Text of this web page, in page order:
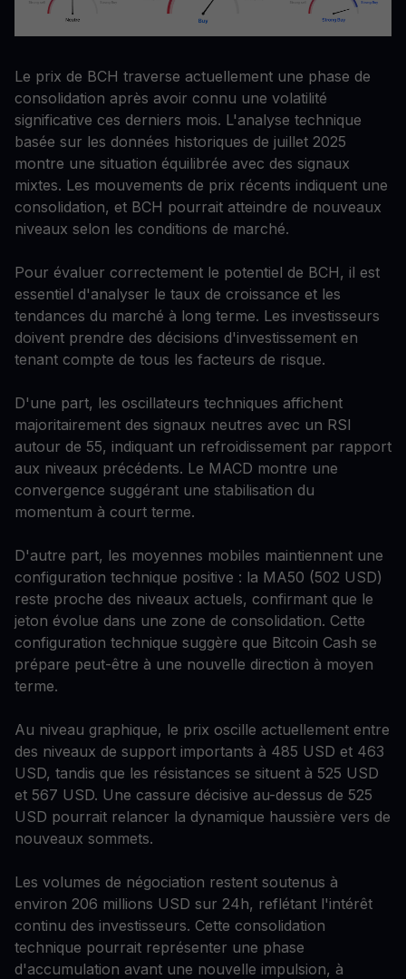
Le prix de BCH traverse actuellement une phase de
consolidation après avoir connu une volatilité
significative ces derniers mois. L'analyse technique
basée sur les données historiques de juillet 2025
montre une situation équilibrée avec des signaux
mixtes. Les mouvements de prix récents indiquent une
consolidation, et BCH pourrait atteindre de nouveaux
niveaux selon les conditions de marché.
Pour évaluer correctement le potentiel de BCH, il est
essentiel d'analyser le taux de croissance et les
tendances du marché à long terme. Les investisseurs
doivent prendre des décisions d'investissement en
tenant compte de tous les facteurs de risque.
D'une part, les oscillateurs techniques affichent
majoritairement des signaux neutres avec un RSI
autour de 55, indiquant un refroidissement par rapport
aux niveaux précédents. Le MACD montre une
convergence suggérant une stabilisation du
momentum à court terme.
D'autre part, les moyennes mobiles maintiennent une
configuration technique positive : la MA50 (502 USD)
reste proche des niveaux actuels, confirmant que le
jeton évolue dans une zone de consolidation. Cette
configuration technique suggère que Bitcoin Cash se
prépare peut-être à une nouvelle direction à moyen
terme.
Au niveau graphique, le prix oscille actuellement entre
des niveaux de support importants à 485 USD et 463
USD, tandis que les résistances se situent à 525 USD
et 567 USD. Une cassure décisive au-dessus de 525
USD pourrait relancer la dynamique haussière vers de
nouveaux sommets.
Les volumes de négociation restent soutenus à
environ 206 millions USD sur 24h, reflétant l'intérêt
continu des investisseurs. Cette consolidation
technique pourrait représenter une phase
d'accumulation avant une nouvelle impulsion, à